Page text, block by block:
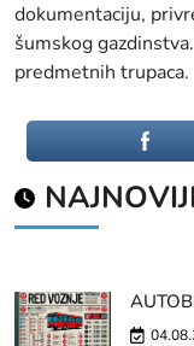
dokumentaciju,
šumskog
predmetnih trupaca.